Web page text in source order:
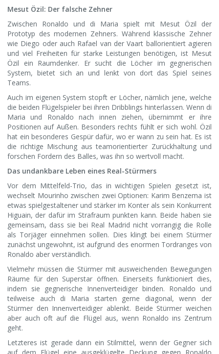
Mesut Özil: Der falsche Zehner
Zwischen Ronaldo und di Maria spielt mit Mesut Özil der
Prototyp des modernen Zehners. Während klassische Zehner
wie Diego oder auch Rafael van der Vaart ballorientiert agieren
und viel Freiheiten für starke Leistungen benötigen, ist Mesut
Özil ein Raumdenker. Er sucht die Löcher im gegnerischen
System, bietet sich an und lenkt von dort das Spiel seines
Teams.
Auch im eigenen System stopft er Löcher, nämlich jene, welche
die beiden Flügelspieler bei ihren Dribblings hinterlassen. Wenn di
Maria und Ronaldo nach innen ziehen, übernimmt er ihre
Positionen auf Außen. Besonders rechts fühlt er sich wohl. Özil
hat ein besonderes Gespür dafür, wo er wann zu sein hat. Es ist
die richtige Mischung aus teamorientierter Zurückhaltung und
forschen Fordern des Balles, was ihn so wertvoll macht.
Das undankbare Leben eines Real-Stürmers
Vor dem Mittelfeld-Trio, das in wichtigen Spielen gesetzt ist,
wechselt Mourinho zwischen zwei Optionen: Karim Benzema ist
etwas spielgestaltener und stärker im Konter als sein Konkurrent
Higuain, der dafür im Strafraum punkten kann. Beide haben sie
gemeinsam, dass sie bei Real Madrid nicht vorrangig die Rolle
als Torjäger einnehmen sollen. Dies klingt bei einem Stürmer
zunächst ungewohnt, ist aufgrund des enormen Tordranges von
Ronaldo aber verständlich.
Vielmehr müssen die Stürmer mit ausweichenden Bewegungen
Räume für den Superstar öffnen. Einerseits funktioniert dies,
indem sie gegnerische Innenverteidiger binden. Ronaldo und
teilweise auch di Maria starten gerne diagonal, wenn der
Stürmer den Innenverteidiger ablenkt. Beide Stürmer weichen
aber auch oft auf die Flügel aus, wenn Ronaldo ins Zentrum
geht.
Letzteres ist gerade dann ein Stilmittel, wenn der Gegner sich